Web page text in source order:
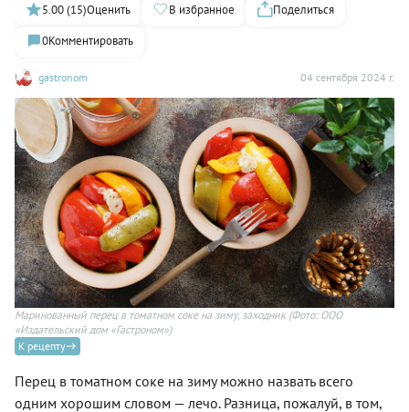
gastronom 04 сентября 2024 г.
5.00 (15)Оценить В избранное
Поделиться
0Комментировать
Маринованный перец в томатном соке на зиму, заходник(Фото: ООО
«Издательский дом «Гастроном»)
К рецепту
Перец в томатном соке на зиму можно назвать всего
одним хорошим словом — лечо. Разница, пожалуй, в том,